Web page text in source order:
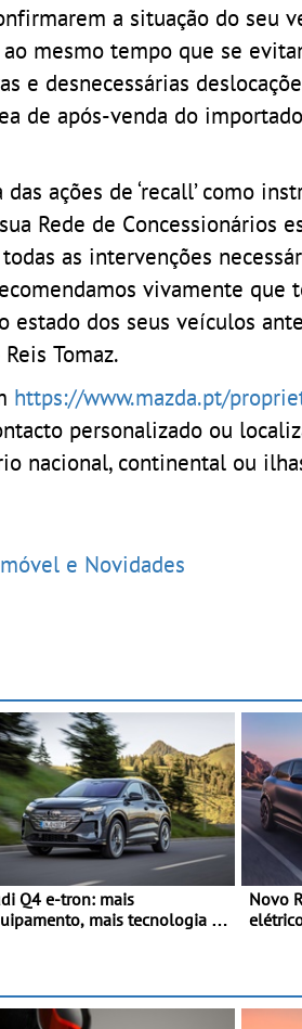
a situação do seu
mesmo tempo que se
e desnecessárias
de após-venda do
ações de ‘recall’ como
Rede de Concessionários
as intervenções
vivamente que
dos seus veículos
Tomaz.
https://www.mazda.pt/
personalizado ou
nacional, continental ou
e Novidades
Q4 e-tron: mais
mais tecnologia e
mais rápido
Novo